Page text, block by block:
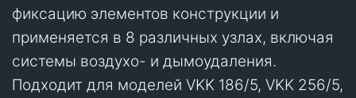
фиксацию элементов конструкции и
применяется в 8 различных узлах, включая
системы воздухо- и дымоудаления.
Подходит для моделей VKK 186/5, VKK 256/5,